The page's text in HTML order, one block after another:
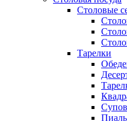
Столовые
Тарелки